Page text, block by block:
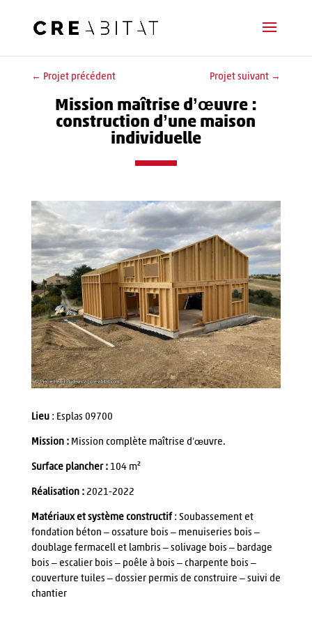
Mission maîtrise d’œuvre :
construction d’une maison
individuelle
Lieu: Esplas 09700
Mission :Mission complète maîtrise d’œuvre.
Surface plancher :104 m²
Réalisation :2021-2022
Matériaux et système constructif: Soubassement et
fondation béton – ossature bois – menuiseries bois –
doublage fermacell et lambris – solivage bois – bardage
bois – escalier bois – poêle à bois – charpente bois –
couverture tuiles – dossier permis de construire – suivi de
chantier
← Projet précédent Projet suivant →